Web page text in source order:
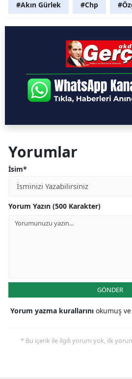
#Akın Gürlek #Chp
Yorumlar
İsim*
Yorum Yazın (500 Karakter)
GÖNDER
Yorum yazma kurallarını okumuş ve
* Bu içerik ile ilgili yorum yok, ilk